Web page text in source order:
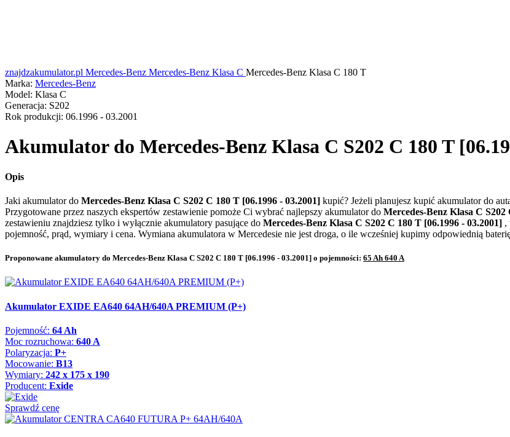
znajdzakumulator.pl Mercedes-Benz Mercedes-Benz Klasa C Mercedes-Benz Klasa C 180 T
Marka: Mercedes-Benz
Model: Klasa C
Generacja: S202
Rok produkcji: 06.1996 - 03.2001
Akumulator do Mercedes-Benz Klasa C S202 C 180 T
Opis
Jaki akumulator do Mercedes-Benz Klasa C S202 C 180 T [06.1996 - 03.2001] kupić? Jeżeli planujesz kupić akumulator do
Przygotowane przez naszych ekspertów zestawienie pomoże Ci wybrać najlepszy akumulator do Mercedes-Benz Klasa C
zestawieniu znajdziesz tylko i wyłącznie akumulatory pasujące do Mercedes-Benz Klasa C S202 C 180 T [06.1996 - 03.2001] ,
pojemność, prąd, wymiary i cena. Wymiana akumulatora w Mercedesie nie jest droga, o ile wcześniej kupimy odpowiednią
Proponowane akumulatory do Mercedes-Benz Klasa C S202 C 180 T [06.1996 - 03.2001] o pojemności: 65 Ah 640 A
Akumulator EXIDE EA640 64AH/640A PREMIUM (P+)
Pojemność: 64 Ah
Moc rozruchowa: 640 A
Polaryzacja: P+
Mocowanie: B13
Wymiary: 242 x 175 x 190
Producent: Exide
Sprawdź cenę